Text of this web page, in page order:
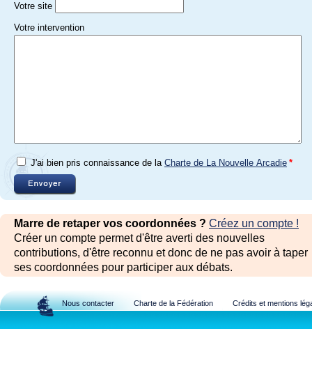
Votre site
Votre intervention
J'ai bien pris connaissance de la Charte de La Nouvelle Arcadie *
Marre de retaper vos coordonnées ? Créez un compte !
Créer un compte permet d'être averti des nouvelles
contributions, d'être reconnu et donc de ne pas avoir à taper
ses coordonnées pour participer aux débats.
Nous contacter Charte de la Fédération Crédits et mentions